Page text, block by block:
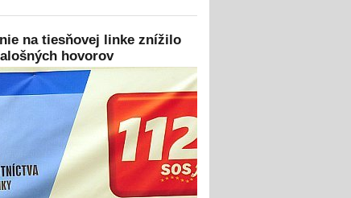
na tiesňovej linke znížilo
hovorov